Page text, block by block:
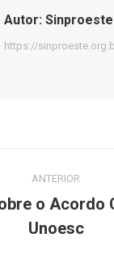
Autor: Sinproeste
https://
ANTERIOR
Post
anterior:
o Acordo
Unoesc